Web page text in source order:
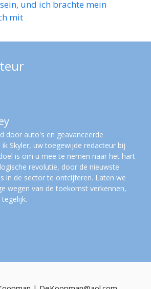
und ich brachte mein
mit
door auto's en geavanceerde
Skyler, uw toegewijde redacteur bij
is om u mee te nemen naar het hart
revolutie, door de nieuwste
in de sector te ontcijferen. Laten we
wegen van de toekomst verkennen,